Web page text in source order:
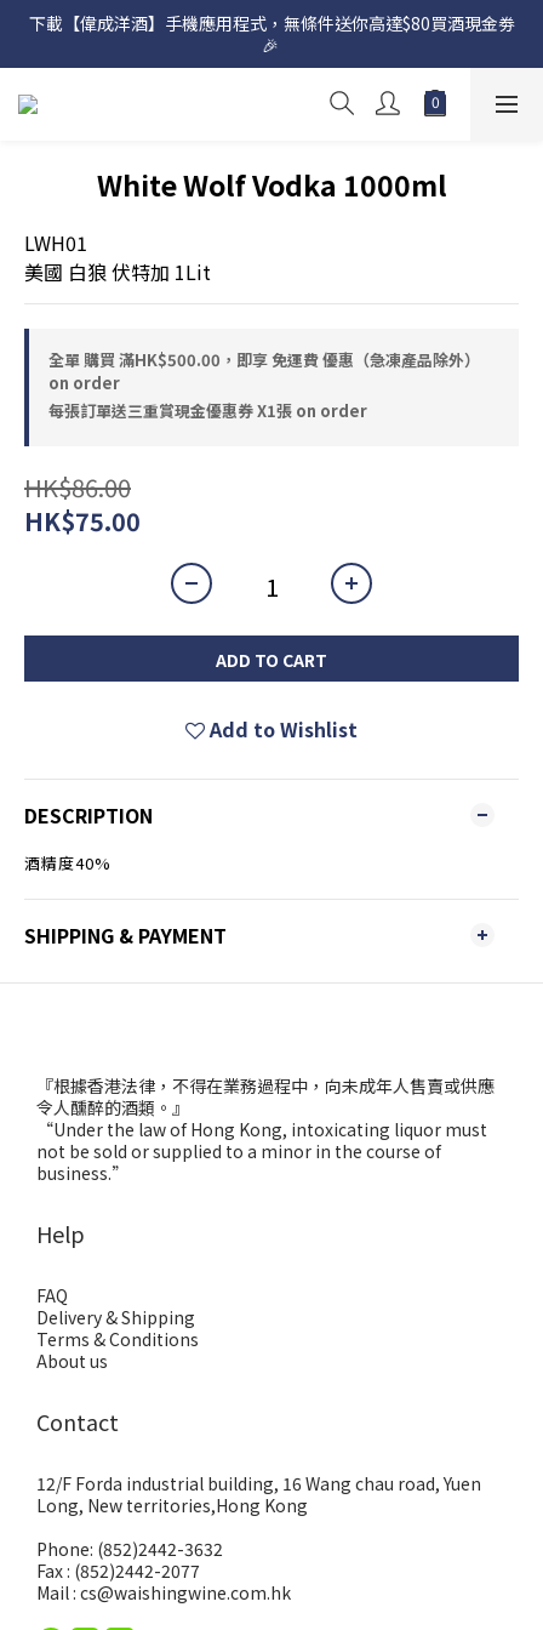
網店購滿 $500 即享免費送貨服務📦
下載【偉成洋酒】手機應用程式，無條件送你高達$80買酒現金劵
🎉
網店購滿 $500 即享免費送貨服務📦
White Wolf Vodka 1000ml
LWH01
美國 白狼 伏特加 1Lit
全單 購買 滿HK$500.00，即享 免運費 優惠（急凍產品除外）
on order
每張訂單送三重賞現金優惠券 X1張 on order
HK$86.00
HK$75.00
ADD TO CART
Add to Wishlist
DESCRIPTION
酒精度40%
SHIPPING & PAYMENT
『根據香港法律，不得在業務過程中，向未成年人售賣或供應
令人醺醉的酒類。』
“Under the law of Hong Kong, intoxicating liquor must
not be sold or supplied to a minor in the course of
business.”
Help
FAQ
Delivery & Shipping
Terms & Conditions
About us
Contact
12/F Forda industrial building, 16 Wang chau road, Yuen
Long, New territories,Hong Kong
Phone: (852)2442-3632
Fax : (852)2442-2077
Mail : cs@waishingwine.com.hk